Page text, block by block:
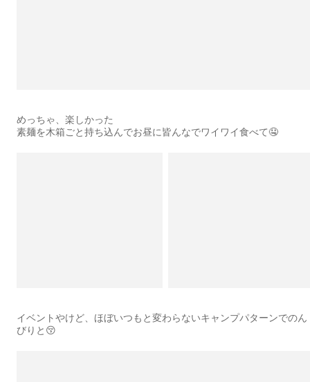
めっちゃ、楽しかった
素麺を木箱ごと持ち込んでお昼に皆んなでワイワイ食べて🤤
イベントやけど、ほぼいつもと変わらないキャンプパターンでのん
びりと😚